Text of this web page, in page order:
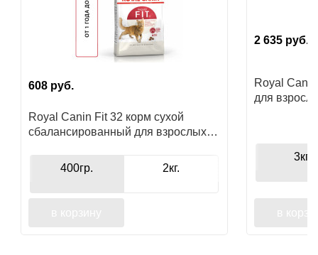
608 руб.
Royal Canin Fit 32 корм сухой
сбалансированный для взрослых
400гр.
2кг.
2 635 руб.
Royal
для
3кг.